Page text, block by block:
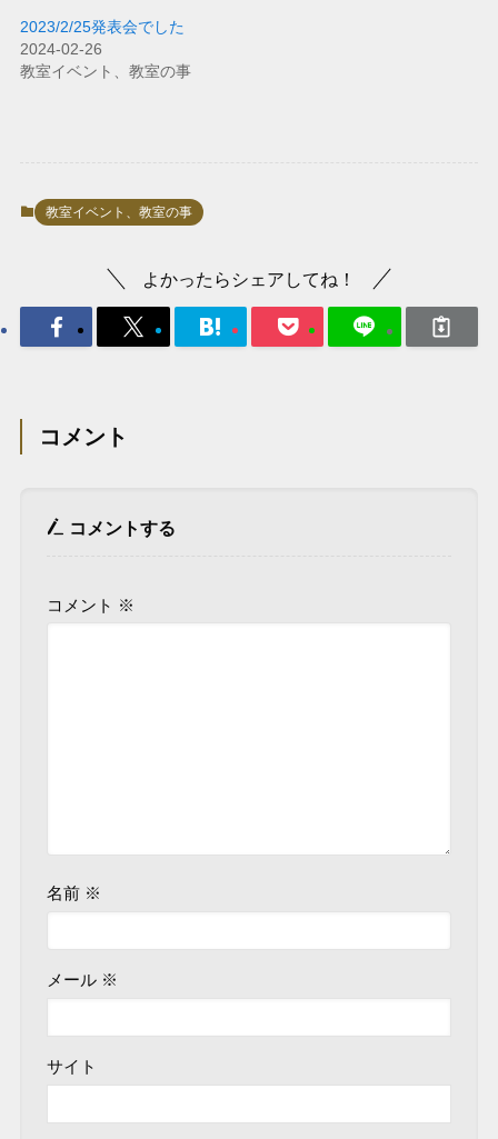
2023/2/25発表会でした
2024-02-26
教室イベント、教室の事
教室イベント、教室の事
よかったらシェアしてね！
コメント
コメントする
コメント ※
名前 ※
メール ※
サイト